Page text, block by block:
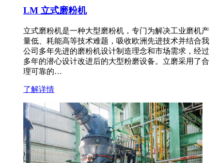
LM 立式磨粉机
立式磨粉机是一种大型磨粉机，专门为解决工业磨机产
量低、耗能高等技术难题，吸收欧洲先进技术并结合我
公司多年先进的磨粉机设计制造理念和市场需求，经过
多年的潜心设计改进后的大型粉磨设备。立磨采用了合
理可靠的…
了解详情